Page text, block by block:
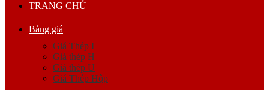
TRANG CHỦ
Bảng giá
Giá Thép I
Giá thép H
Giá thép U
Giá Thép Hộp